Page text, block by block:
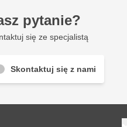
pytanie?
się ze specjalistą
Skontaktuj się z nami